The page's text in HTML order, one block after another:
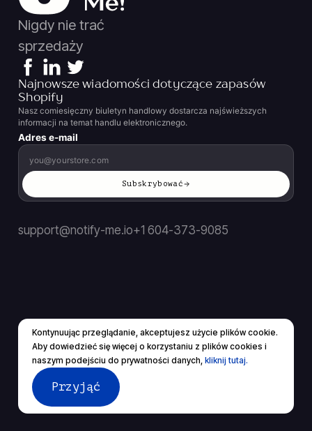
Kontynuując przeglądanie, akceptujesz użycie plików cookie.
Aby dowiedzieć się więcej o korzystaniu z plików cookies i
naszym podejściu do prywatności danych, kliknij tutaj.
Przyjąć
Nigdy nie trać
sprzedaży
Najnowsze wiadomości dotyczące zapasów
Shopify
Nasz comiesięczny biuletyn handlowy dostarcza najświeższych
informacji na temat handlu elektronicznego.
Adres e-mail
Subskrybować
support@notify-me.io+1 604-373-9085
PL ▼
© 2026 Wszelkie prawa zastrzeżone.
Warunki świadczenia usług